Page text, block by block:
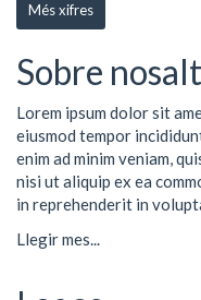
Més xifres
Sobre
Lorem ipsum dolor sit
eiusmod tempor
enim ad minim veniam,
nisi ut aliquip ex ea
in reprehenderit in
Llegir mes...